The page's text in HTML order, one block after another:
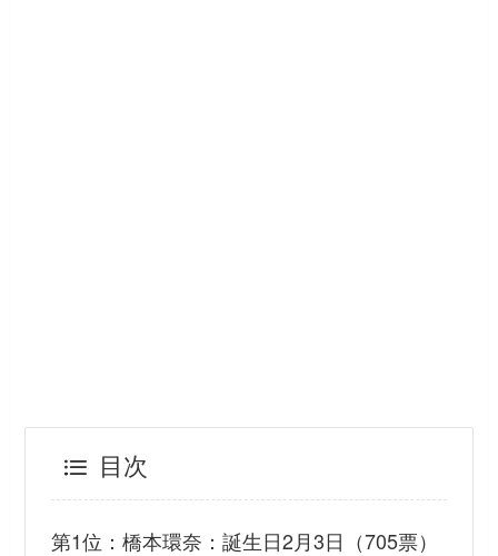
目次
第1位：橋本環奈：誕生日2月3日（705票）